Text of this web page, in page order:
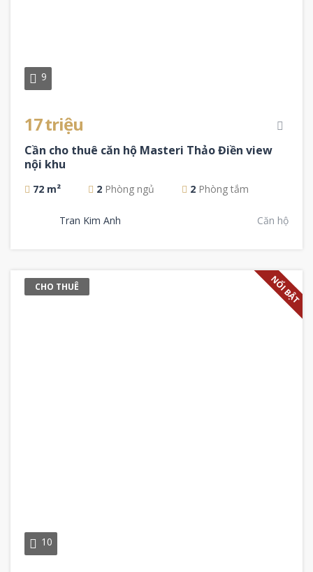
9
17 triệu
Cần cho thuê căn hộ Masteri Thảo Điền view
nội khu
72 m² 2 Phòng ngủ 2 Phòng tắm
Tran Kim Anh Căn hộ
CHO THUÊ NỔI BẬT
10